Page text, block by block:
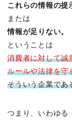
これらの情報の提
または
情報が足りない。
ということは
消費者に対して誠
ルールや法律を守
そういう企業であ
つまり、いわゆる